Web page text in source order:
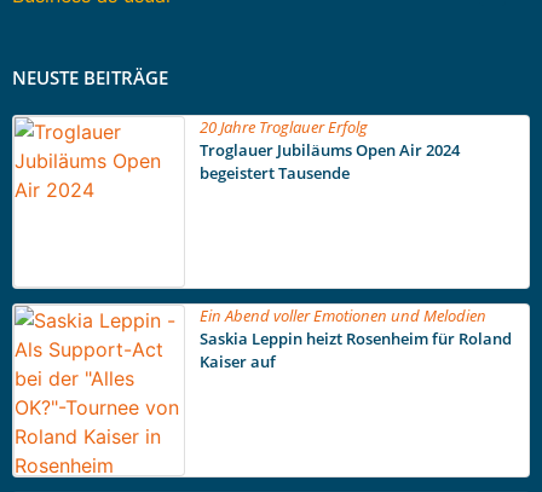
NEUSTE BEITRÄGE
20 Jahre Troglauer Erfolg
Troglauer Jubiläums Open Air 2024
begeistert Tausende
Ein Abend voller Emotionen und Melodien
Saskia Leppin heizt Rosenheim für Roland
Kaiser auf